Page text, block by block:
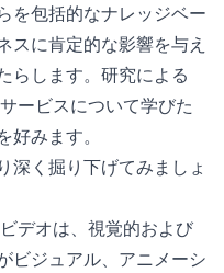
を包括的なナレッジベー
スに肯定的な影響を与え
らします。研究による
ービスについて学びた
みます。
深く掘り下げてみましょ
デオは、視覚的および
ビジュアル、アニメーシ